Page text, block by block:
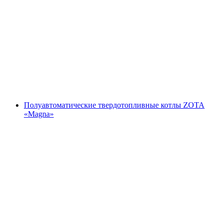
Полуавтоматические твердотопливные котлы ZOTA
«Magna»